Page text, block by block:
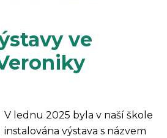
ve
V lednu 2025 byla v naší škole
instalována výstava s názvem